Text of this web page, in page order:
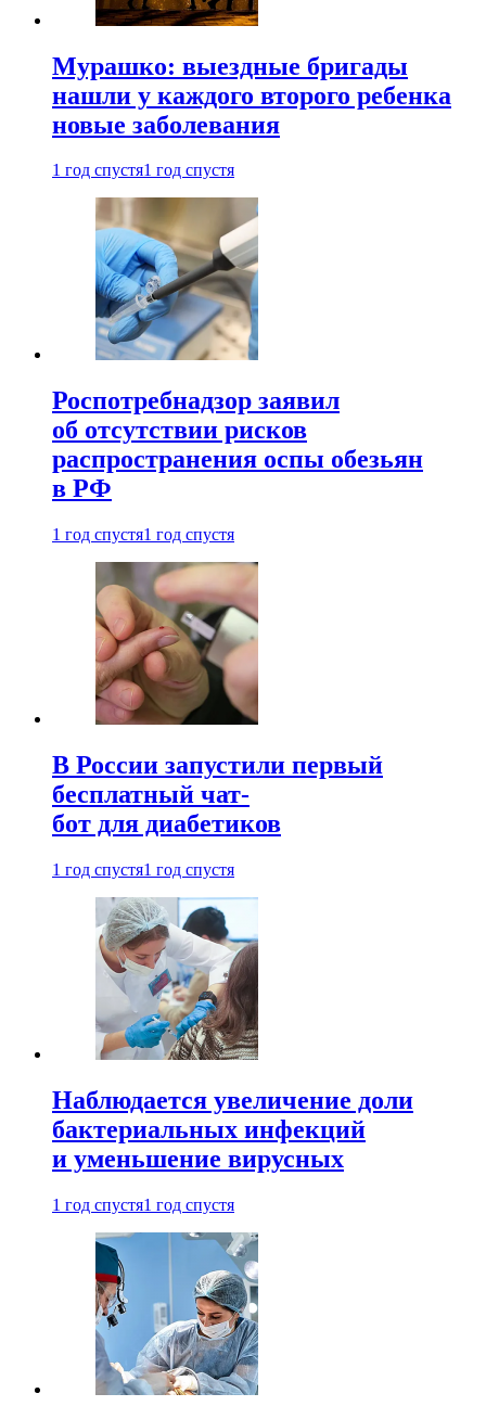
Мурашко: выездные бригады
нашли у каждого второго ребенка
новые заболевания
1 год спустя1 год спустя
Роспотребнадзор заявил
об отсутствии рисков
распространения оспы обезьян
в РФ
1 год спустя1 год спустя
В России запустили первый
бесплатный чат-
бот для диабетиков
1 год спустя1 год спустя
Наблюдается увеличение доли
бактериальных инфекций
и уменьшение вирусных
1 год спустя1 год спустя